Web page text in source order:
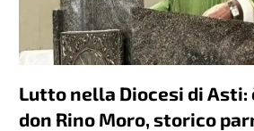
Lutto nella Diocesi di Asti:
don Rino Moro, storico